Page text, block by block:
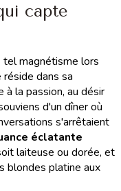
capte
magnétisme lors
dans sa
la passion, au désir
d'un dîner où
s'arrêtaient
éclatante
laiteuse ou dorée, et
blondes platine aux